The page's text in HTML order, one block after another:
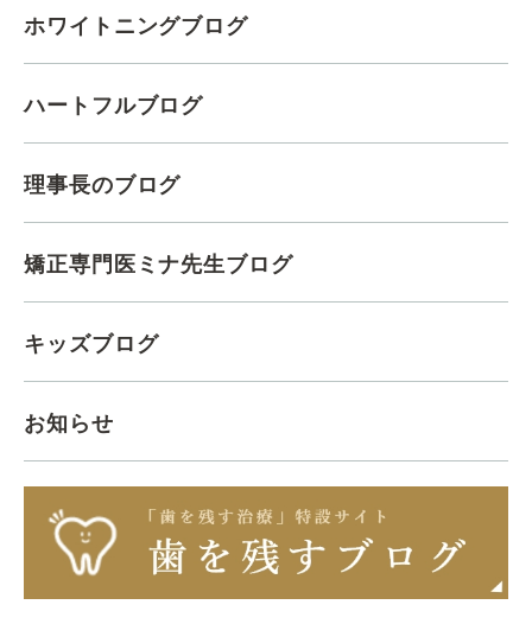
ホワイトニングブログ
ハートフルブログ
理事長のブログ
矯正専門医ミナ先生ブログ
キッズブログ
お知らせ